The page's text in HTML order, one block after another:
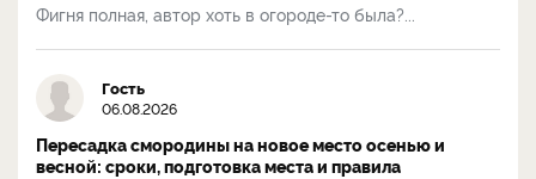
Фигня полная, автор хоть в огороде-то была?...
Гость
06.08.2026
Пересадка смородины на новое место осенью и
весной: сроки, подготовка места и правила